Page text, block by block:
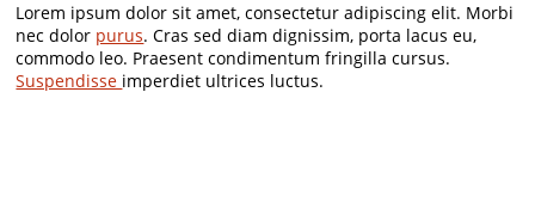
Lorem ipsum dolor sit amet, consectetur adipiscing elit. Morbi
nec dolor purus. Cras sed diam dignissim, porta lacus eu,
commodo leo. Praesent condimentum fringilla cursus.
Suspendisse imperdiet ultrices luctus.